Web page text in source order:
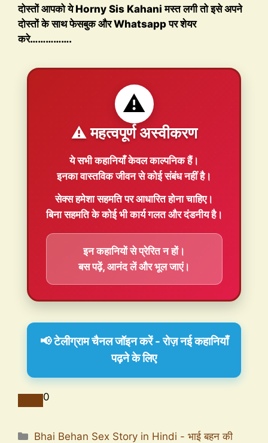
दोस्तों आपको ये Horny Sis Kahani मस्त लगी तो इसे अपने
दोस्तों के साथ फेसबुक और Whatsapp पर शेयर
करे…………….
⚠️
⚠️ महत्वपूर्ण अस्वीकरण
ये सभी कहानियाँकेवल काल्पनिकहैं।
इनका वास्तविक जीवन से कोई संबंध नहीं है।
सेक्स हमेशासहमतिपर आधारित होना चाहिए।
बिना सहमति के कोई भी कार्य गलत और दंडनीय है।
इन कहानियों से प्रेरित न हों।
बस पढ़ें, आनंद लें और भूल जाएं।
📢 टेलीग्राम चैनल जॉइन करें - रोज़ नई कहानियाँ
पढ़ने के लिए
0
Bhai Behan Sex Story in Hindi - भाई बहन की